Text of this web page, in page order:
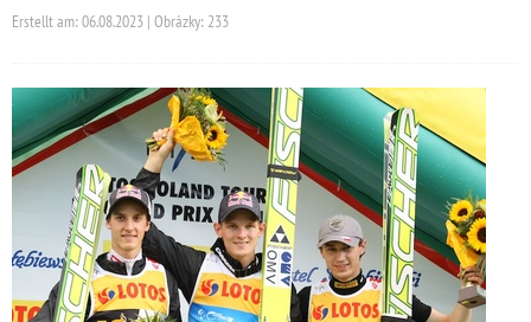
Erstellt am: 06.08.2023 | Obrázky: 233